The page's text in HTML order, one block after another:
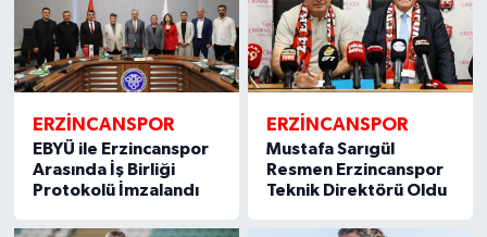
ERZİNCANSPOR
EBYÜ ile Erzincanspor
Arasında İş Birliği
Protokolü İmzalandı
ERZİNCANSPOR
Mustafa Sarıgül
Resmen Erzincanspor
Teknik Direktörü Oldu